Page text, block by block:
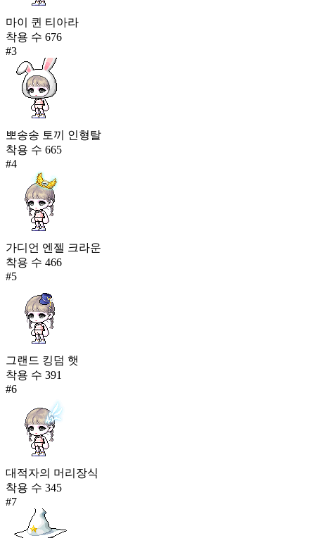
마이 퀸 티아라
착용 수 676
#3
뽀송송 토끼 인형탈
착용 수 665
#4
가디언 엔젤 크라운
착용 수 466
#5
그랜드 킹덤 햇
착용 수 391
#6
대적자의 머리장식
착용 수 345
#7